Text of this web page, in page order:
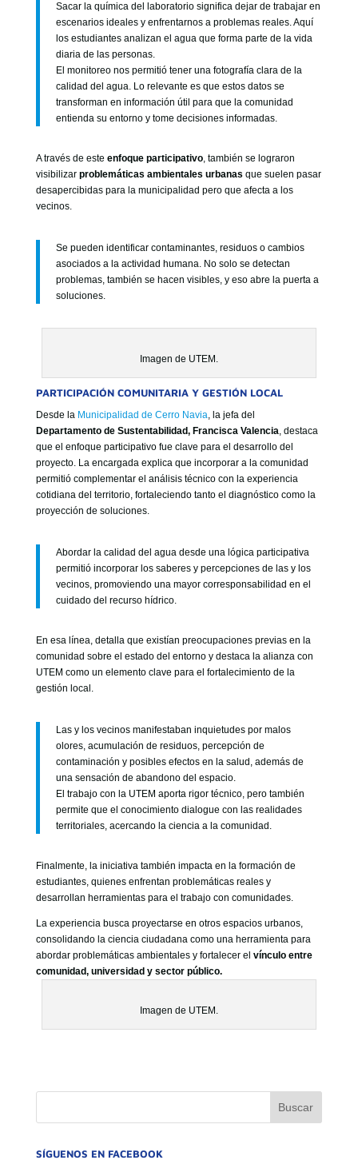
Sacar la química del laboratorio significa dejar de trabajar en
escenarios ideales y enfrentarnos a problemas reales. Aquí
los estudiantes analizan el agua que forma parte de la vida
diaria de las personas.
El monitoreo nos permitió tener una fotografía clara de la
calidad del agua. Lo relevante es que estos datos se
transforman en información útil para que la comunidad
entienda su entorno y tome decisiones informadas.
A través de este enfoque participativo, también se lograron
visibilizar problemáticas ambientales urbanas que suelen pasar
desapercibidas para la municipalidad pero que afecta a los
vecinos.
Se pueden identificar contaminantes, residuos o cambios
asociados a la actividad humana. No solo se detectan
problemas, también se hacen visibles, y eso abre la puerta a
soluciones.
Imagen de UTEM.
PARTICIPACIÓN COMUNITARIA Y GESTIÓN LOCAL
Desde la Municipalidad de Cerro Navia, la jefa del
Departamento de Sustentabilidad, Francisca Valencia, destaca
que el enfoque participativo fue clave para el desarrollo del
proyecto. La encargada explica que incorporar a la comunidad
permitió complementar el análisis técnico con la experiencia
cotidiana del territorio, fortaleciendo tanto el diagnóstico como la
proyección de soluciones.
Abordar la calidad del agua desde una lógica participativa
permitió incorporar los saberes y percepciones de las y los
vecinos, promoviendo una mayor corresponsabilidad en el
cuidado del recurso hídrico.
En esa línea, detalla que existían preocupaciones previas en la
comunidad sobre el estado del entorno y destaca la alianza con
UTEM como un elemento clave para el fortalecimiento de la
gestión local.
Las y los vecinos manifestaban inquietudes por malos
olores, acumulación de residuos, percepción de
contaminación y posibles efectos en la salud, además de
una sensación de abandono del espacio.
El trabajo con la UTEM aporta rigor técnico, pero también
permite que el conocimiento dialogue con las realidades
territoriales, acercando la ciencia a la comunidad.
Finalmente, la iniciativa también impacta en la formación de
estudiantes, quienes enfrentan problemáticas reales y
desarrollan herramientas para el trabajo con comunidades.
La experiencia busca proyectarse en otros espacios urbanos,
consolidando la ciencia ciudadana como una herramienta para
abordar problemáticas ambientales y fortalecer el vínculo entre
comunidad, universidad y sector público.
Imagen de UTEM.
SÍGUENOS EN FACEBOOK